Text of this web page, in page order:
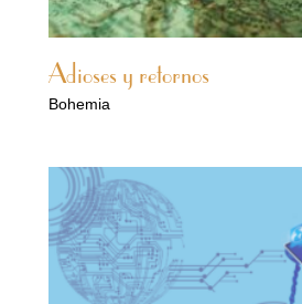
Adioses y retornos
Bohemia